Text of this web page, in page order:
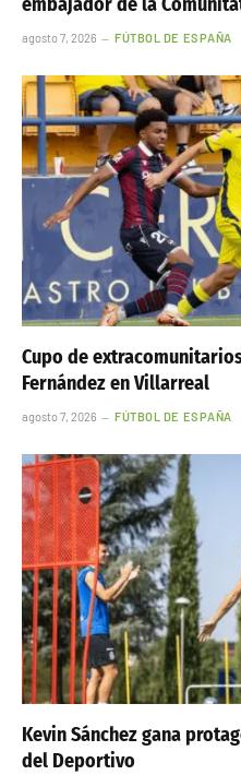
embajador de la
agosto 7, 2026 FÚTBOL DE ESPAÑA
Cupo de
Fernández en Villarreal
agosto 7, 2026 FÚTBOL DE ESPAÑA
Kevin Sánchez gana
del Deportivo